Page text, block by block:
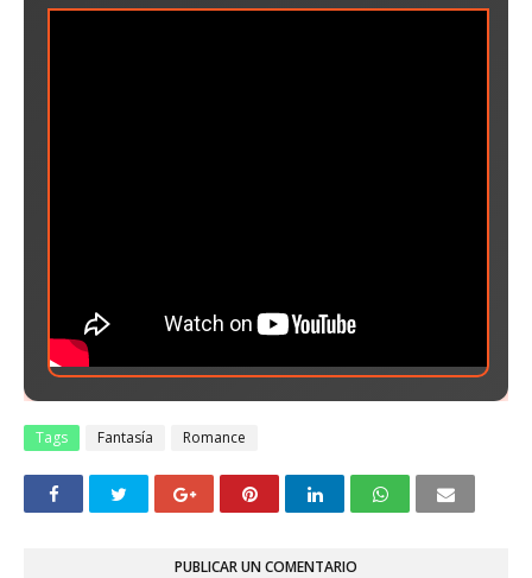
Tags Fantasía Romance
PUBLICAR UN COMENTARIO